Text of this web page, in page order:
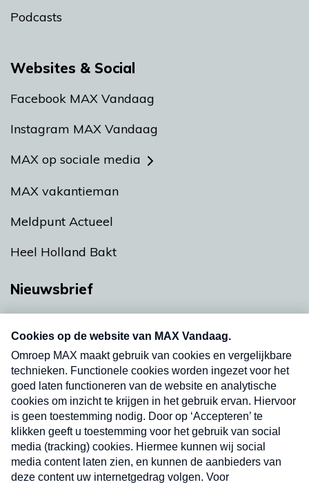
Podcasts
Websites & Social
Facebook MAX Vandaag
Instagram MAX Vandaag
MAX op sociale media
MAX vakantieman
Meldpunt Actueel
Heel Holland Bakt
Nieuwsbrief
nieuwsbrief. Elke vrijdag- en dinsdagochtend in
uw mailbox.
Verzend